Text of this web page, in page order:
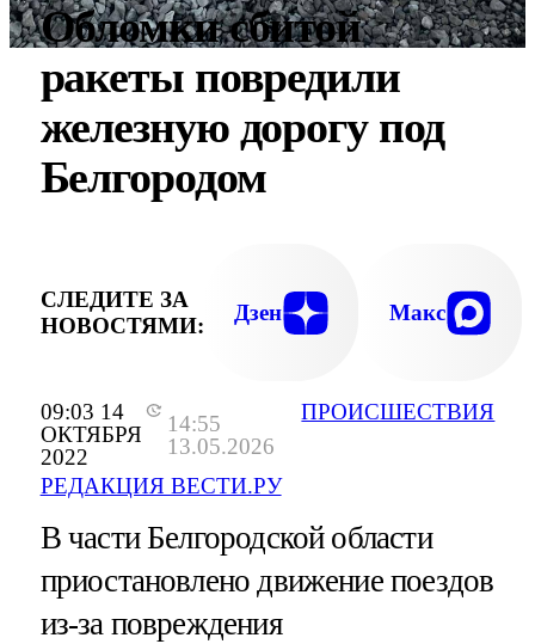
09:03 14
ОКТЯБРЯ
2022
14:55
13.05.2026
РЕДАКЦИЯ ВЕСТИ.РУ
ПРОИСШЕСТВИЯ
Обломки сбитой
ракеты повредили
железную дорогу под
Белгородом
СЛЕДИТЕ ЗА
НОВОСТЯМИ:
Дзен Макс
В части Белгородской области
приостановлено движение поездов
из-за повреждения